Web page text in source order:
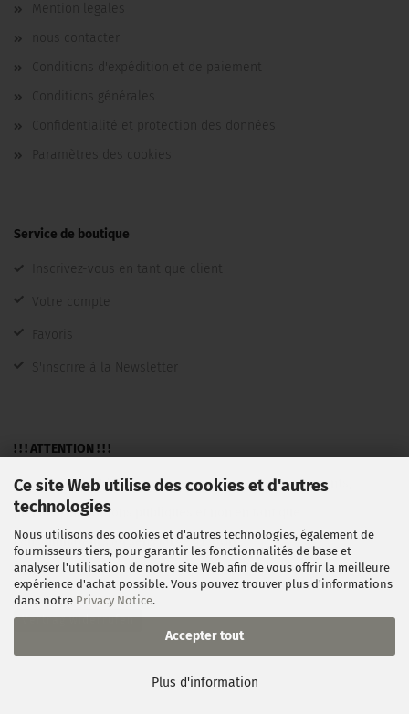
Ce site Web utilise des cookies et d'autres
technologies
Nous utilisons des cookies et d'autres technologies, également de
fournisseurs tiers, pour garantir les fonctionnalités de base et
analyser l'utilisation de notre site Web afin de vous offrir la meilleure
expérience d'achat possible. Vous pouvez trouver plus d'informations
dans notre Privacy Notice.
Accepter tout
Plus d'information
Mention legales
nous contacter
Conditions d'expédition et de paiement
Conditions générales
Confidentialité et protection des données
Paramètres des cookies
Service de boutique
Inscrivez-vous en tant que client
Votre compte
Favoris
S'inscrire à la Newsletter
! ! ! ATTENTION ! ! !
Une vente n'est faite qu'aux entrepreneurs, commerçants,
pigistes, institutions publiques et non en tant que
consommateurs au sens large §13BGB.
Vertrag widerrufen